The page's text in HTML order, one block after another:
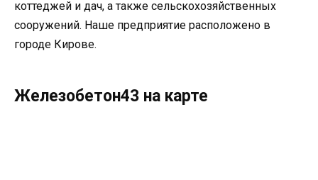
коттеджей и дач, а также сельскохозяйственных
сооружений. Наше предприятие расположено в
городе Кирове.
Железобетон43 на карте